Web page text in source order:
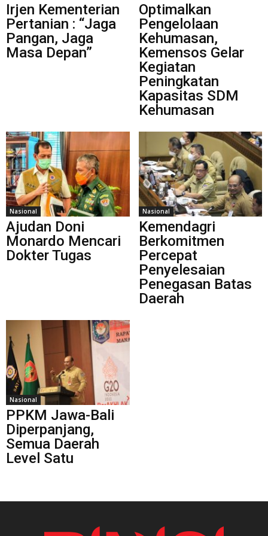
Irjen Kementerian
Pertanian : “Jaga
Pangan, Jaga
Masa Depan”
Optimalkan
Pengelolaan
Kehumasan,
Kemensos Gelar
Kegiatan
Peningkatan
Kapasitas SDM
Kehumasan
Nasional
Ajudan Doni
Monardo Mencari
Dokter Tugas
Nasional
Kemendagri
Berkomitmen
Percepat
Penyelesaian
Penegasan Batas
Daerah
Nasional
PPKM Jawa-Bali
Diperpanjang,
Semua Daerah
Level Satu